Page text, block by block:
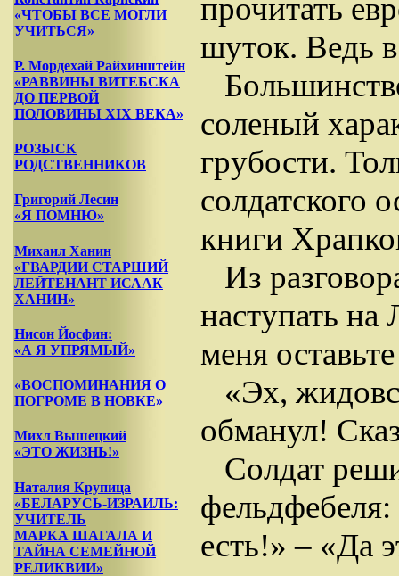
«ЧТОБЫ ВСЕ МОГЛИ
УЧИТЬСЯ»
Р. Мордехай Райхинштейн
«РАВВИНЫ ВИТЕБСКА
ДО ПЕРВОЙ
ПОЛОВИНЫ XIX ВЕКА»
РОЗЫСК
РОДСТВЕННИКОВ
Григорий Лесин
«Я ПОМНЮ»
Михаил Ханин
«ГВАРДИИ СТАРШИЙ
ЛЕЙТЕНАНТ ИСААК
ХАНИН»
Нисон Йосфин:
«А Я УПРЯМЫЙ»
«ВОСПОМИНАНИЯ О
ПОГРОМЕ В НОВКЕ»
Михл Вышецкий
«ЭТО ЖИЗНЬ!»
Наталия Крупица
«БЕЛАРУСЬ-ИЗРАИЛЬ:
УЧИТЕЛЬ
МАРКА ШАГАЛА И
ТАЙНА СЕМЕЙНОЙ
РЕЛИКВИИ»
прочитать
шуток. Ведь
соленый
грубости.
солдатского
книги
Из
наступать на
меня
«Эх,
обманул!
Солдат
есть!» – «Да